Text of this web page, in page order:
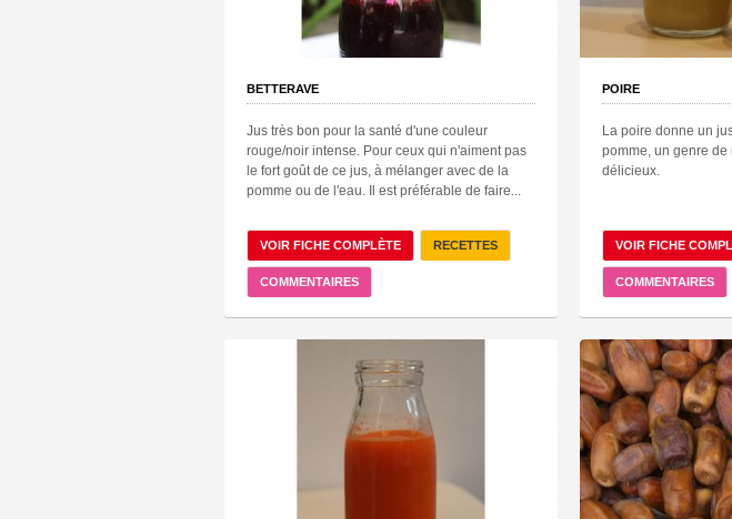
BETTERAVE
Jus très bon pour la santé d'une couleur
rouge/noir intense. Pour ceux qui n'aiment pas
le fort goût de ce jus, à mélanger avec de la
pomme ou de l'eau. Il est préférable de faire...
VOIR FICHE COMPLÈTE RECETTES
COMMENTAIRES
POIRE
La poire donne un
pomme, un genre
délicieux.
VOIR FICHE
COMMENTAIRES